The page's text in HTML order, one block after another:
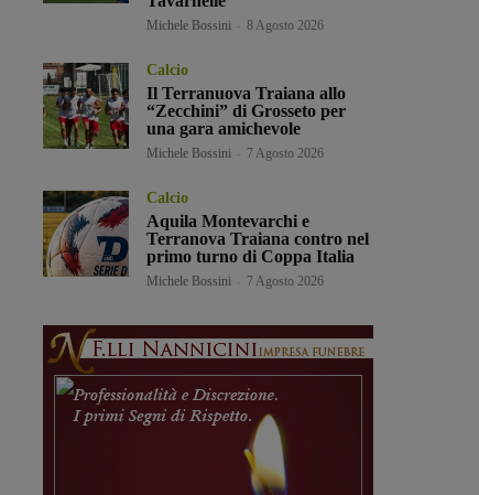
Michele Bossini 8 Agosto 2026
Calcio
Il Terranuova Traiana allo
“Zecchini” di Grosseto per
una gara amichevole
Michele Bossini 7 Agosto 2026
Calcio
Aquila Montevarchi e
Terranova Traiana contro nel
primo turno di Coppa Italia
Michele Bossini 7 Agosto 2026